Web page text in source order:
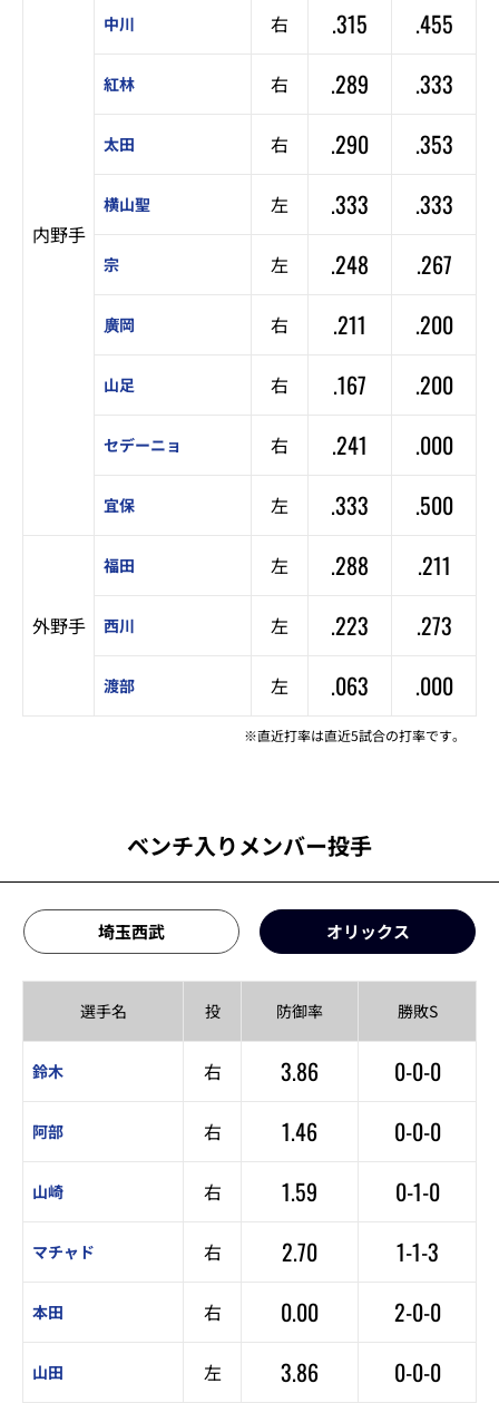
内野手
中川 右 .315 .455
紅林 右 .289 .333
太田 右 .290 .353
横山聖 左 .333 .333
宗 左 .248 .267
廣岡 右 .211 .200
山足 右 .167 .200
セデーニョ 右 .241 .000
宜保 左 .333 .500
外野手
福田 左 .288 .211
西川 左 .223 .273
渡部 左 .063 .000
※直近打率は直近5試合の打率です。
ベンチ入りメンバー投手
埼玉西武 オリックス
選手名 投 防御率 勝敗S
鈴木 右 3.86 0-0-0
阿部 右 1.46 0-0-0
山崎 右 1.59 0-1-0
マチャド 右 2.70 1-1-3
本田 右 0.00 2-0-0
山田 左 3.86 0-0-0